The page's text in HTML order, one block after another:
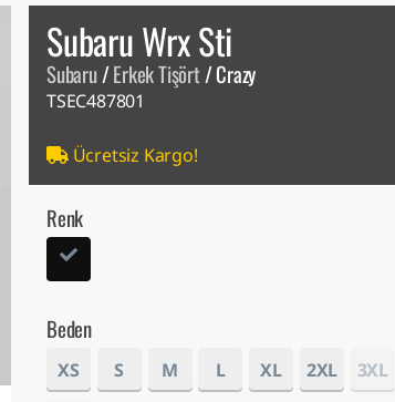
Subaru Wrx Sti
Subaru/Erkek Tişört/Crazy
TSEC487801
Ücretsiz Kargo!
Renk
Beden
XS S M L XL 2XL 3XL